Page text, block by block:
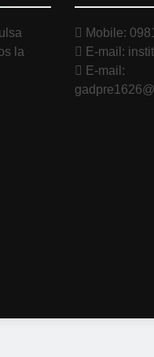
la
Mobile:
E-mail:
E-mail: